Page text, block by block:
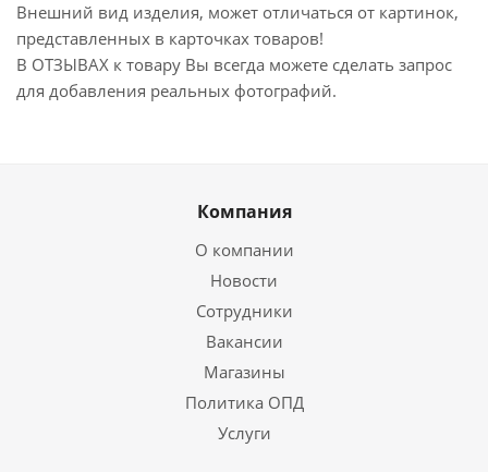
Внешний вид изделия, может отличаться от картинок,
представленных в карточках товаров!
В ОТЗЫВАХ к товару Вы всегда можете сделать запрос
для добавления реальных фотографий.
Компания
О компании
Новости
Сотрудники
Вакансии
Магазины
Политика ОПД
Услуги